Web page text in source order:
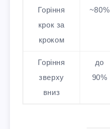
Горіння
крок за
кроком
~80%
Горіння
зверху
вниз
до
90%